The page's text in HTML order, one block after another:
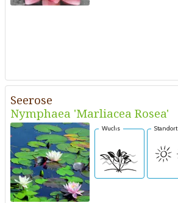
Seerose
Nymphaea 'Marliacea Rosea'
Wuchs Standort